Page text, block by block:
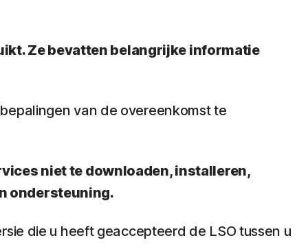
Ze bevatten belangrijke informatie
van de overeenkomst te
niet te downloaden, installeren,
ondersteuning.
die u heeft geaccepteerd de LSO tussen u